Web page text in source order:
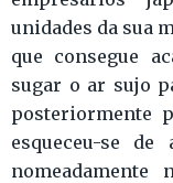
unidades da sua
que consegue
sugar o ar sujo
posteriormente
esqueceu-se de